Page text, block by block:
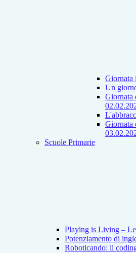
Giornata
Un
Giornata
Giornata
Scuole Primarie
Playing is Living –
Potenziamento di
Roboticando: il